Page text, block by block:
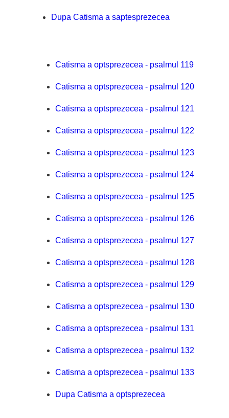
Dupa Catisma a saptesprezecea
Catisma a optsprezecea - psalmul 119
Catisma a optsprezecea - psalmul 120
Catisma a optsprezecea - psalmul 121
Catisma a optsprezecea - psalmul 122
Catisma a optsprezecea - psalmul 123
Catisma a optsprezecea - psalmul 124
Catisma a optsprezecea - psalmul 125
Catisma a optsprezecea - psalmul 126
Catisma a optsprezecea - psalmul 127
Catisma a optsprezecea - psalmul 128
Catisma a optsprezecea - psalmul 129
Catisma a optsprezecea - psalmul 130
Catisma a optsprezecea - psalmul 131
Catisma a optsprezecea - psalmul 132
Catisma a optsprezecea - psalmul 133
Dupa Catisma a optsprezecea